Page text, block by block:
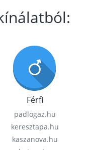
Férfi
padlogaz.hu
keresztapa.hu
kaszanova.hu